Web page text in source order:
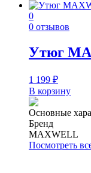
0
0 отзывов
Утюг
1 199 ₽
В корзину
Основные
Бренд
MAXWELL
Посмотреть